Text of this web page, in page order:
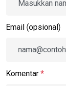
Email (opsional)
Komentar *